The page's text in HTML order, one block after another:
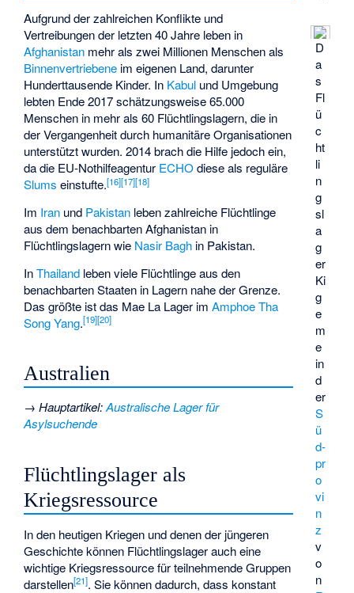
D
a
s
Fl
ü
c
ht
li
n
g
sl
a
g
er
Ki
g
e
m
e
in
d
er
S
ü
d­
pr
o
vi
n
z
v
o
n
Aufgrund der zahlreichen Konflikte und
Vertreibungen der letzten 40 Jahre leben in
Afghanistan mehr als zwei Millionen Menschen als
Binnenvertriebene im eigenen Land, darunter
Hunderttausende Kinder. In Kabul und Umgebung
lebten Ende 2017 schätzungsweise 65.000
Menschen in mehr als 60 Flüchtlingslagern, die in
der Vergangenheit durch humanitäre Organisationen
unterstützt wurden. 2014 brach die Hilfe jedoch ein,
da die EU-Nothilfeagentur ECHOdiese als reguläre
Slums einstufte.[16][17][18]
Im Iran und Pakistan leben zahlreiche Flüchtlinge
aus dem benachbarten Afghanistan in
Flüchtlingslagern wie Nasir Bagh in Pakistan.
InThailand leben viele Flüchtlinge aus den
benachbarten Staaten in Lagern nahe der Grenze.
Das größte ist das Mae La Lager imAmphoe Tha
Song Yang.[19][20]
Australien
→Hauptartikel:Australische Lager für
Asylsuchende
Flüchtlingslager als
Kriegsressource
In den heutigen Kriegen und denen der jüngeren
Geschichte können Flüchtlingslager auch eine
wichtige Kriegsressource für teilnehmende Gruppen
darstellen[21]. Sie können dadurch, dass konstant